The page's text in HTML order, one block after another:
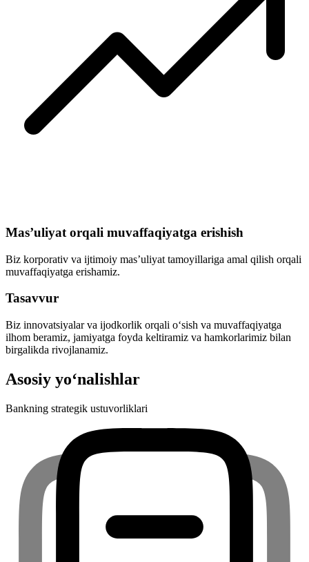
Mas’uliyat orqali muvaffaqiyatga erishish
Biz korporativ va ijtimoiy mas’uliyat tamoyillariga amal qilish orqali
muvaffaqiyatga erishamiz.
Tasavvur
Biz innovatsiyalar va ijodkorlik orqali o‘sish va muvaffaqiyatga
ilhom beramiz, jamiyatga foyda keltiramiz va hamkorlarimiz bilan
birgalikda rivojlanamiz.
Asosiy yo‘nalishlar
Bankning strategik ustuvorliklari